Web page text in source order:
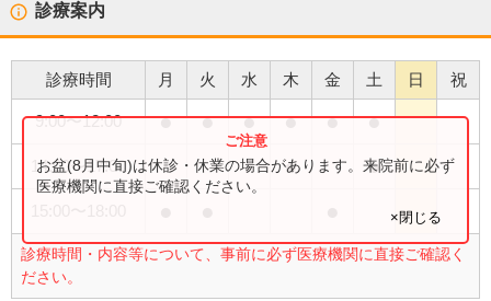
診療案内
診療時間 月 火 水 木 金 土 日 祝
9:00〜12:00 ● ● ● ● ● ●
14:00〜17:00 ● ●
診療時間・内容等について、事前に必ず医療機関に直接ご確認く
ださい。
お盆(8月中旬)は休診・休業の場合があります。来院前に必ず
医療機関に直接ご確認ください。
×閉じる